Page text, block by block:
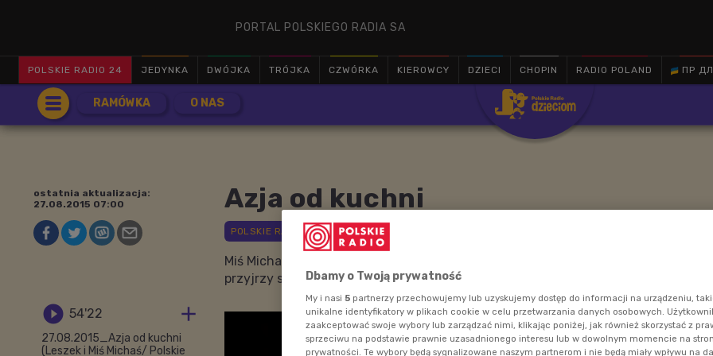
PORTAL POLSKIEGO RADIA SA
POLSKIE RADIO 24 JEDYNKA DWÓJKA TRÓJKA CZWÓRKA KIEROWCY DZIECI CHOPIN RADIO POLAND ПР

RAMÓWKA O NAS
Azja od kuchni
ostatnia aktualizacja:
27.08.2015 07:00
Miś Michaś kocha jeść i jest ciekawy różnych smaków. Dziś wraz z Leszkiem
przyjrzy się daniom kuchni azjatyckiej.
 54'22 
27.08.2015_Azja od kuchni
(Leszek i Miś Michaś/ Polskie
Dbamy o Twoją prywatność
My i nasi 5 partnerzy przechowujemy lub uzyskujemy dostęp do informacji na urządzeniu,
unikalne identyfikatory w plikach cookie w celu przetwarzania danych osobowych.
zaakceptować swoje wybory lub zarządzać nimi, klikając poniżej, jak również skorzystać z
sprzeciwu na podstawie prawnie uzasadnionego interesu lub w dowolnym momencie na
prywatności. Te wybory będą sygnalizowane naszym partnerom i nie będą miały wpływu na